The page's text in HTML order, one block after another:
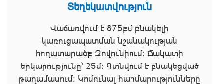
Տեղեկատվություն
Վաճառվում է 875քմ բնակելի
կառուցապատման նշանակության
հողատարածք Զովունիում։ Ճակատի
երկարությունը՝ 25մ։ Գտնվում է բնակեցված
թաղամասում։ Կոմունալ հարմարությունները